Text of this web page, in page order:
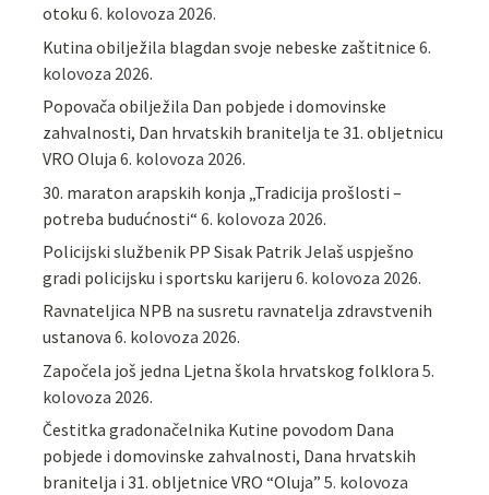
otoku 6. kolovoza 2026.
Kutina obilježila blagdan svoje nebeske zaštitnice 6.
kolovoza 2026.
Popovača obilježila Dan pobjede i domovinske
zahvalnosti, Dan hrvatskih branitelja te 31. obljetnicu
VRO Oluja 6. kolovoza 2026.
30. maraton arapskih konja „Tradicija prošlosti –
potreba budućnosti“ 6. kolovoza 2026.
Policijski službenik PP Sisak Patrik Jelaš uspješno
gradi policijsku i sportsku karijeru 6. kolovoza 2026.
Ravnateljica NPB na susretu ravnatelja zdravstvenih
ustanova 6. kolovoza 2026.
Započela još jedna Ljetna škola hrvatskog folklora 5.
kolovoza 2026.
Čestitka gradonačelnika Kutine povodom Dana
pobjede i domovinske zahvalnosti, Dana hrvatskih
branitelja i 31. obljetnice VRO “Oluja” 5. kolovoza